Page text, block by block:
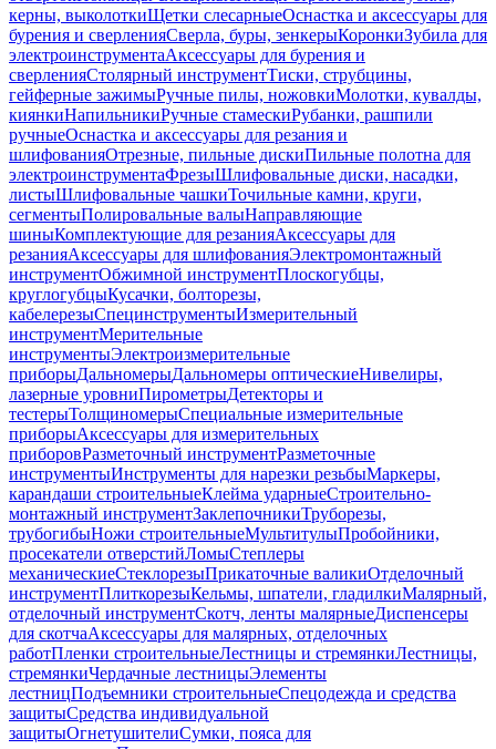
керны, выколоткиЩетки слесарныеОснастка и аксессуары для
бурения и сверленияСверла, буры, зенкерыКоронкиЗубила для
электроинструментаАксессуары для бурения и
сверленияСтолярный инструментТиски, струбцины,
гейферные зажимыРучные пилы, ножовкиМолотки, кувалды,
киянкиНапильникиРучные стамескиРубанки, рашпили
ручныеОснастка и аксессуары для резания и
шлифованияОтрезные, пильные дискиПильные полотна для
электроинструментаФрезыШлифовальные диски, насадки,
листыШлифовальные чашкиТочильные камни, круги,
сегментыПолировальные валыНаправляющие
шиныКомплектующие для резанияАксессуары для
резанияАксессуары для шлифованияЭлектромонтажный
инструментОбжимной инструментПлоскогубцы,
круглогубцыКусачки, болторезы,
кабелерезыСпецинструментыИзмерительный
инструментМерительные
инструментыЭлектроизмерительные
приборыДальномерыДальномеры оптическиеНивелиры,
лазерные уровниПирометрыДетекторы и
тестерыТолщиномерыСпециальные измерительные
приборыАксессуары для измерительных
приборовРазметочный инструментРазметочные
инструментыИнструменты для нарезки резьбыМаркеры,
карандаши строительныеКлейма ударныеСтроительно-
монтажный инструментЗаклепочникиТруборезы,
трубогибыНожи строительныеМультитулыПробойники,
просекатели отверстийЛомыСтеплеры
механическиеСтеклорезыПрикаточные валикиОтделочный
инструментПлиткорезыКельмы, шпатели, гладилкиМалярный,
отделочный инструментСкотч, ленты малярныеДиспенсеры
для скотчаАксессуары для малярных, отделочных
работПленки строительныеЛестницы и стремянкиЛестницы,
стремянкиЧердачные лестницыЭлементы
лестницПодъемники строительныеСпецодежда и средства
защитыСредства индивидуальной
защитыОгнетушителиСумки, пояса для